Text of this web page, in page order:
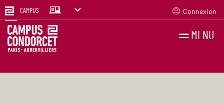
CAMPUS Connexion
MENU